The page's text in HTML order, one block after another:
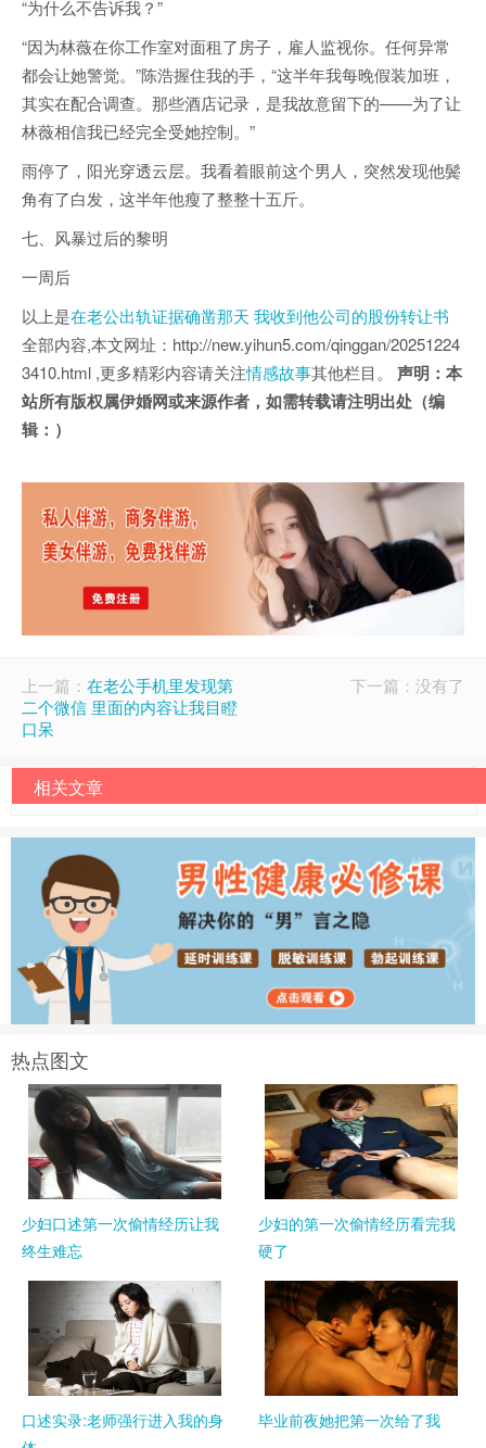
“为什么不告诉我？”
“因为林薇在你工作室对面租了房子，雇人监视你。任何异常
都会让她警觉。”陈浩握住我的手，“这半年我每晚假装加班，
其实在配合调查。那些酒店记录，是我故意留下的——为了让
林薇相信我已经完全受她控制。”
雨停了，阳光穿透云层。我看着眼前这个男人，突然发现他鬓
角有了白发，这半年他瘦了整整十五斤。
七、风暴过后的黎明
一周后
以上是在老公出轨证据确凿那天 我收到他公司的股份转让书
全部内容,本文网址：http://new.yihun5.com/qinggan/20251224
3410.html ,更多精彩内容请关注情感故事其他栏目。 声明：本
站所有版权属伊婚网或来源作者，如需转载请注明出处（编
辑：）
上一篇： 在老公手机里发现第
二个微信 里面的内容让我目瞪
口呆
下一篇：没有了
相关文章
热点图文
少妇口述第一次偷情经历让我
终生难忘
少妇的第一次偷情经历看完我
硬了
口述实录:老师强行进入我的身
毕业前夜她把第一次给了我